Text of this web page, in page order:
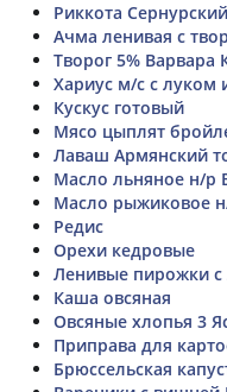
Риккота
Ачма ленивая с
Творог 5% Варвара
Хариус м/с с луком
Кускус готовый
Мясо цыплят
Лаваш Армянский
Масло льняное н/р
Масло рыжиковое
Редис
Орехи кедровые
Ленивые пирожки
Каша овсяная
Овсяные хлопья 3
Приправа для
Брюссельская